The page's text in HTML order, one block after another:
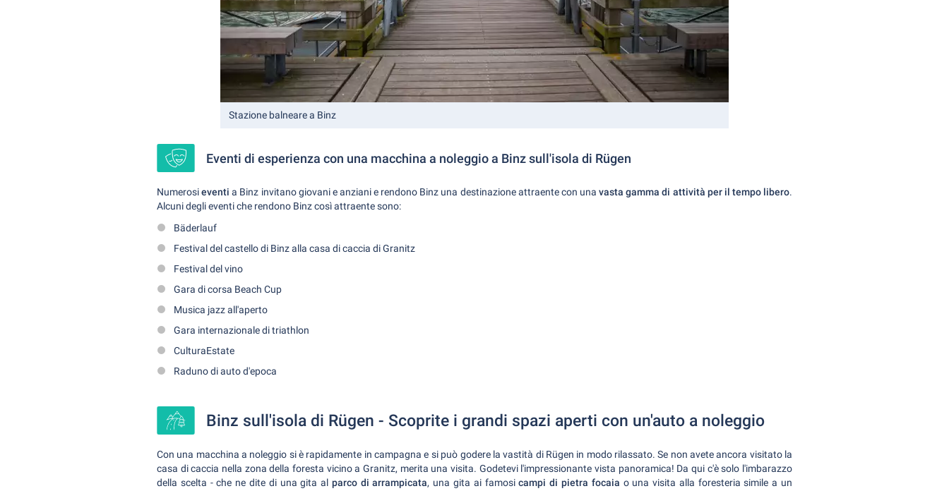
Stazione balneare a Binz
Eventi di esperienza con una macchina a noleggio a Binz sull'isola di Rügen
Numerosieventi a Binz invitano giovani e anziani e rendono Binz una destinazione attraente con unavasta gamma di attività per il tempo libero.
Alcuni degli eventi che rendono Binz così attraente sono:
Bäderlauf
Festival del castello di Binz alla casa di caccia di Granitz
Festival del vino
Gara di corsa Beach Cup
Musica jazz all'aperto
Gara internazionale di triathlon
CulturaEstate
Raduno di auto d'epoca
Binz sull'isola di Rügen - Scoprite i grandi spazi aperti con un'auto a noleggio
Con una macchina a noleggio si è rapidamente in campagna e si può godere la vastità di Rügen in modo rilassato. Se non avete ancora visitato la
casa di caccia nella zona della foresta vicino a Granitz, merita una visita. Godetevi l'impressionante vista panoramica! Da qui c'è solo l'imbarazzo
della scelta - che ne dite di una gita al parco di arrampicata, una gita ai famosicampi di pietra focaia o una visita alla foresteria simile a un